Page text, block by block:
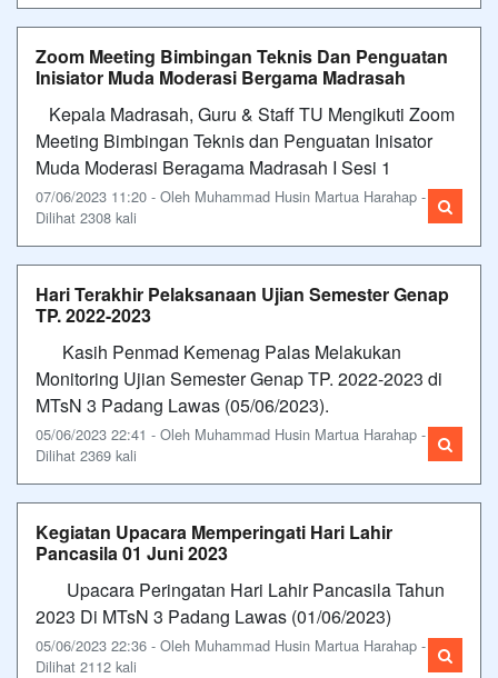
Zoom Meeting Bimbingan Teknis Dan Penguatan
Inisiator Muda Moderasi Bergama Madrasah
Kepala Madrasah, Guru & Staff TU Mengikuti Zoom
Meeting Bimbingan Teknis dan Penguatan Inisator
Muda Moderasi Beragama Madrasah I Sesi 1
07/06/2023 11:20 - Oleh Muhammad Husin Martua Harahap -
Dilihat 2308 kali
Hari Terakhir Pelaksanaan Ujian Semester Genap
TP. 2022-2023
Kasih Penmad Kemenag Palas Melakukan
Monitoring Ujian Semester Genap TP. 2022-2023 di
MTsN 3 Padang Lawas (05/06/2023).
05/06/2023 22:41 - Oleh Muhammad Husin Martua Harahap -
Dilihat 2369 kali
Kegiatan Upacara Memperingati Hari Lahir
Pancasila 01 Juni 2023
Upacara Peringatan Hari Lahir Pancasila Tahun
2023 Di MTsN 3 Padang Lawas (01/06/2023)
05/06/2023 22:36 - Oleh Muhammad Husin Martua Harahap -
Dilihat 2112 kali